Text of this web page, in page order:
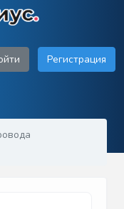
Регистрация